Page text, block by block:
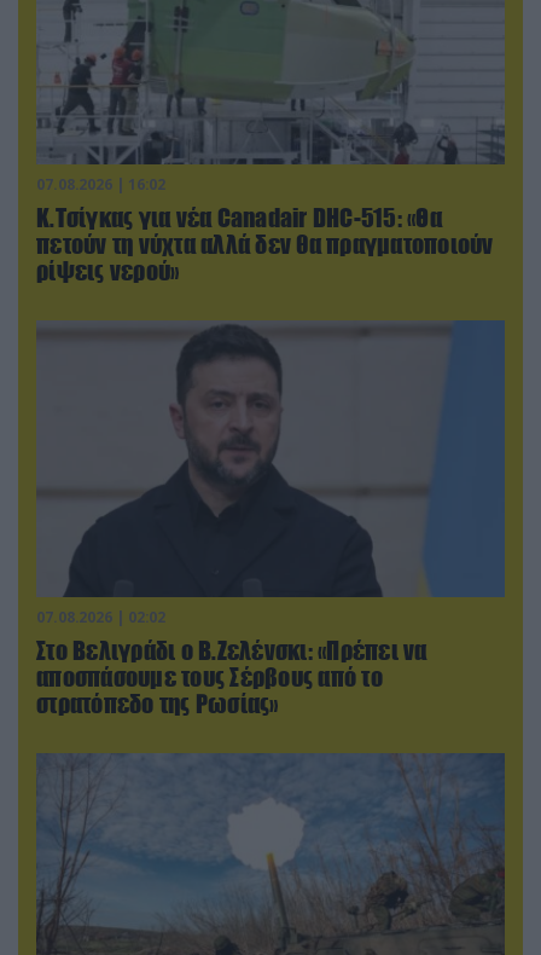
07.08.2026 | 16:02
Κ.Τσίγκας για νέα Canadair DHC-515: «Θα
πετούν τη νύχτα αλλά δεν θα πραγματοποιούν
ρίψεις νερού»
07.08.2026 | 02:02
Στο Βελιγράδι ο Β.Ζελένσκι: «Πρέπει να
αποσπάσουμε τους Σέρβους από το
στρατόπεδο της Ρωσίας»